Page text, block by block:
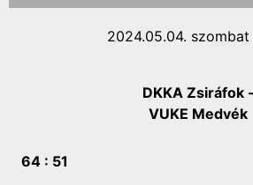
2024.05.04. szombat
DKKA Zsiráfok -
VUKE Medvék
64 : 51